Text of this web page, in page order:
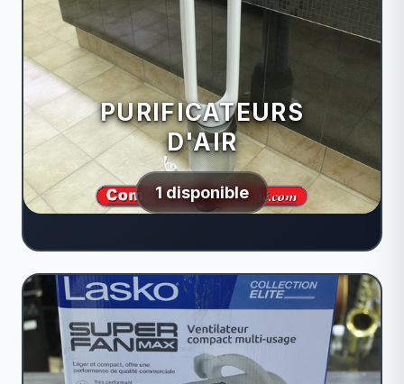
PURIFICATEURS
D'AIR
1 disponible